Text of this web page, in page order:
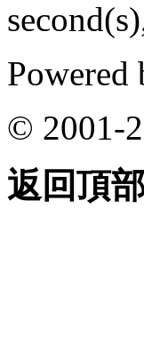
Powered
© 2001-
返回頂